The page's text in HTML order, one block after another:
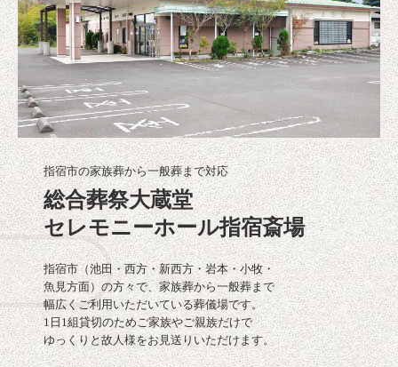
指宿市の家族葬から一般葬まで対応
総合葬祭大蔵堂
セレモニーホール指宿斎場
指宿市（池田・西方・新西方・岩本・小牧・
魚見方面）の方々で、家族葬から一般葬まで
幅広くご利用いただいている葬儀場です。
1日1組貸切のためご家族やご親族だけで
ゆっくりと故人様をお見送りいただけます。